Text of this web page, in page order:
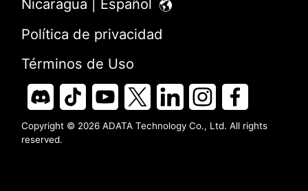
Nicaragua | Español
Política de privacidad
Términos de Uso
Copyright © 2026 ADATA Technology Co., Ltd. All rights
reserved.